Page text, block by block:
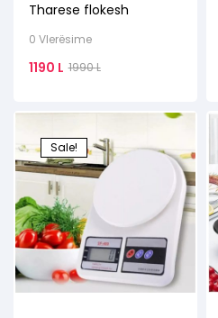
Tharese flokesh
0 Vlerësime
1990L
1190 L
Sale!